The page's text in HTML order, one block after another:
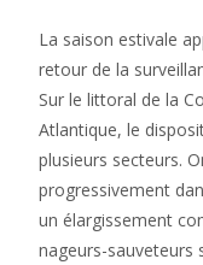
La saison estivale
retour de la
Sur le littoral de la
Atlantique, le
plusieurs secteurs.
progressivement
un élargissement
nageurs-sauveteurs